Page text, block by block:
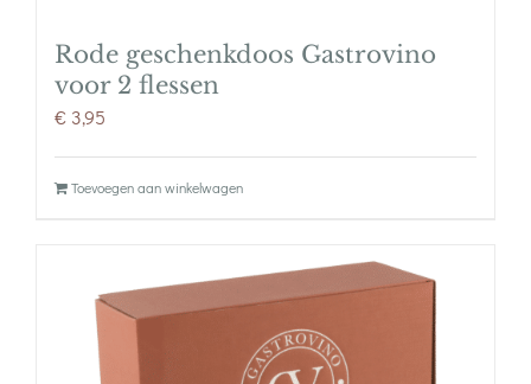
Rode geschenkdoos Gastrovino
voor 2 flessen
€ 3,95
Toevoegen aan winkelwagen